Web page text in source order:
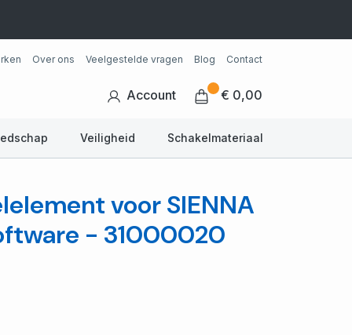
Over ons Veelgestelde vragen Blog Contact
Account € 0,00
Veiligheid Schakelmateriaal
voor SIENNA
- 31000020